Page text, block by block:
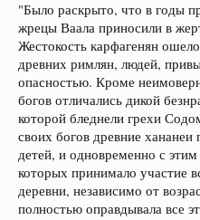
"Было раскрыто, что в годы
жрецы Ваала приносили в
Жестокость карфагенян
древних римлян, людей,
опасностью. Кроме
богов отличались дикой
которой бледнели грехи
своих богов древние
детей, и одновременно с
которых принимало участие
деревни, независимо от
полностью оправдывала все